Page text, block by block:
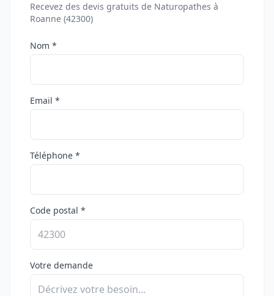
Recevez des devis gratuits de Naturopathes à
Roanne (42300)
Nom *
Email *
Téléphone *
Code postal *
Votre demande